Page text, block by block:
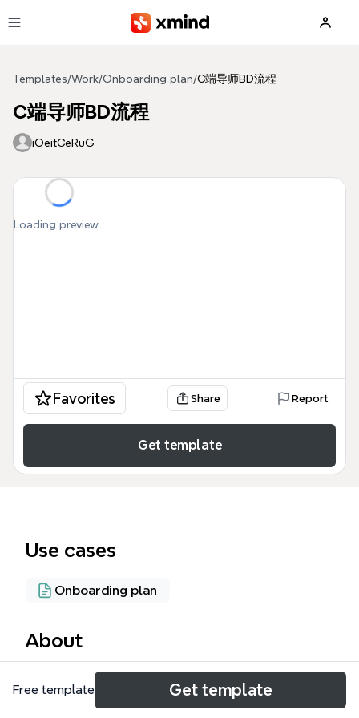
Templates/Work/Onboarding plan/C端导师BD流程
C端导师BD流程
iOeitCeRuG
Loading preview...
Favorites Share Report
Get template
Use cases
Onboarding plan
About
C端导师BD流程模板为招聘和运营导师的团队提供了
一套完整的招募与管理工作流，涵盖从LinkedIn和Email
Free template Get template